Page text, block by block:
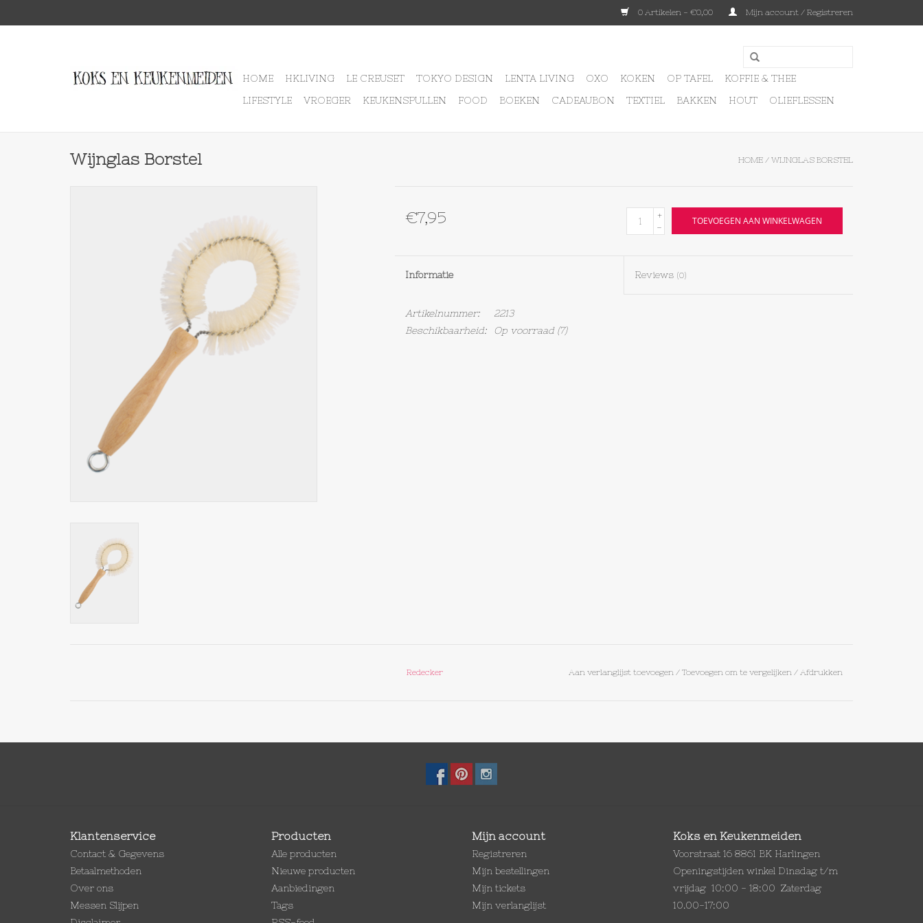
0 Artikelen - €0,00 Mijn account / Registreren
HOME HKLIVING LE CREUSET TOKYO DESIGN LENTA LIVING OXO KOKEN OP TAFEL
KOFFIE & THEE
LIFESTYLE
VROEGER KEUKENSPULLEN FOOD BOEKEN CADEAUBON TEXTIEL BAKKEN HOUT OLIEFLESSEN
Wijnglas Borstel HOME / WIJNGLAS BORSTEL
€7,95
+
-
TOEVOEGEN AAN WINKELWAGEN
Informatie Reviews (0)
Artikelnummer:
2213
Beschikbaarheid:
Op voorraad(7)
Redecker Aan verlanglijst toevoegen / Toevoegen om te vergelijken / Afdrukken
Klantenservice
Contact & Gegevens
Betaalmethoden
Over ons
Messen Slijpen
Producten
Alle producten
Nieuwe producten
Aanbiedingen
Tags
Mijn account
Registreren
Mijn bestellingen
Mijn tickets
Mijn verlanglijst
Koks en Keukenmeiden
Voorstraat 16 8861 BK Harlingen
Openingstijden winkel Dinsdag t/m
vrijdag 10:00 - 18:00 Zaterdag
10.00-17:00